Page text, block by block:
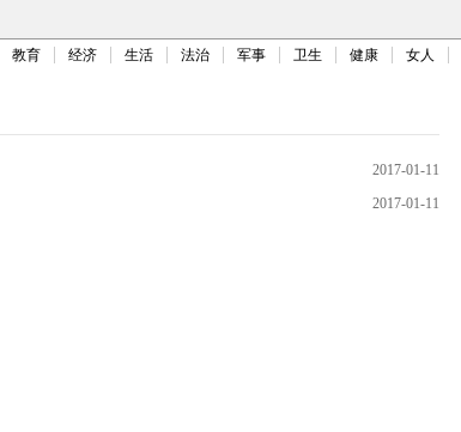
教育 经济 生活 法治 军事 卫生 健康 女人
2017-01-11
2017-01-11